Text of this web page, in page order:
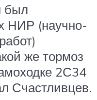
был
НИР (научно-
же тормоз
2С34
Счастливцев.